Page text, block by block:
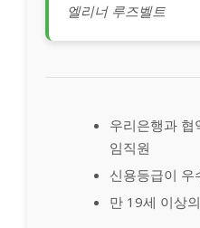
엘리너 루즈벨트
우리은행과 협
임직원
신용등급이 우
만 19세 이상